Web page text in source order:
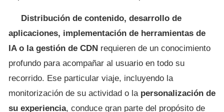
Distribución de contenido, desarrollo de
aplicaciones, implementación de herramientas de
IA o la gestión de CDN requieren de un conocimiento
profundo para acompañar al usuario en todo su
recorrido. Ese particular viaje, incluyendo la
monitorización de su actividad o la personalización de
su experiencia, conduce gran parte del propósito de